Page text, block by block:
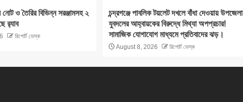
ও তৈরির বিভিন্ন সরঞ্জামসহ ২
র‌্যাব
রিপোর্ট ডেস্ক
চন্দ্রগঞ্জে পাবলিক টয়লেট দখলে বাঁধা দেওয়ায় উপজেলা
যুবদলের আহ্বায়কের বিরুদ্ধে মিথ্যা অপপ্রচার!
সামাজিক যোগাযোগ মাধ্যমে প্রতিবাদের ঝড়।
August 8, 2026 রিপোর্ট ডেস্ক